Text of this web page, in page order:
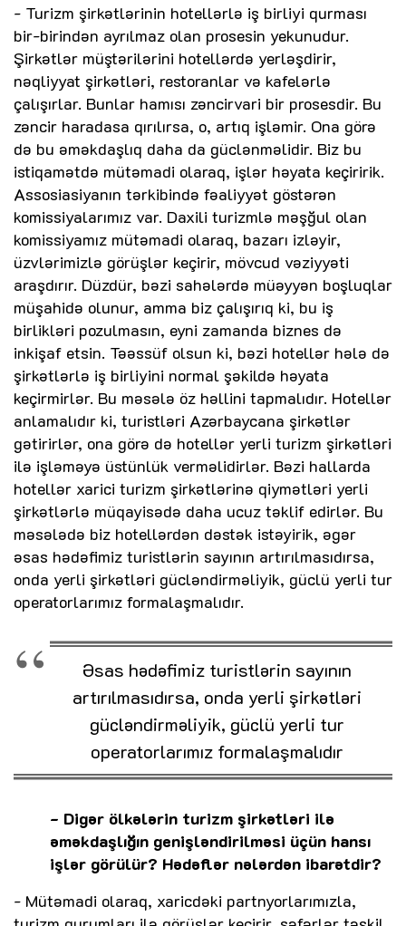
- Turizm şirkətlərinin hotellərlə iş birliyi qurması
bir-birindən ayrılmaz olan prosesin yekunudur.
Şirkətlər müştərilərini hotellərdə yerləşdirir,
nəqliyyat şirkətləri, restoranlar və kafelərlə
çalışırlar. Bunlar hamısı zəncirvari bir prosesdir. Bu
zəncir haradasa qırılırsa, o, artıq işləmir. Ona görə
də bu əməkdaşlıq daha da güclənməlidir. Biz bu
istiqamətdə mütəmadi olaraq, işlər həyata keçiririk.
Assosiasiyanın tərkibində fəaliyyət göstərən
komissiyalarımız var. Daxili turizmlə məşğul olan
komissiyamız mütəmadi olaraq, bazarı izləyir,
üzvlərimizlə görüşlər keçirir, mövcud vəziyyəti
araşdırır. Düzdür, bəzi sahələrdə müəyyən boşluqlar
müşahidə olunur, amma biz çalışırıq ki, bu iş
birlikləri pozulmasın, eyni zamanda biznes də
inkişaf etsin. Təəssüf olsun ki, bəzi hotellər hələ də
şirkətlərlə iş birliyini normal şəkildə həyata
keçirmirlər. Bu məsələ öz həllini tapmalıdır. Hotellər
anlamalıdır ki, turistləri Azərbaycana şirkətlər
gətirirlər, ona görə də hotellər yerli turizm şirkətləri
ilə işləməyə üstünlük verməlidirlər. Bəzi hallarda
hotellər xarici turizm şirkətlərinə qiymətləri yerli
şirkətlərlə müqayisədə daha ucuz təklif edirlər. Bu
məsələdə biz hotellərdən dəstək istəyirik, əgər
əsas hədəfimiz turistlərin sayının artırılmasıdırsa,
onda yerli şirkətləri gücləndirməliyik, güclü yerli tur
operatorlarımız formalaşmalıdır.
Əsas hədəfimiz turistlərin sayının
artırılmasıdırsa, onda yerli şirkətləri
gücləndirməliyik, güclü yerli tur
operatorlarımız formalaşmalıdır
- Digər ölkələrin turizm şirkətləri ilə
əməkdaşlığın genişləndirilməsi üçün hansı
işlər görülür? Hədəflər nələrdən ibarətdir?
- Mütəmadi olaraq, xaricdəki partnyorlarımızla,